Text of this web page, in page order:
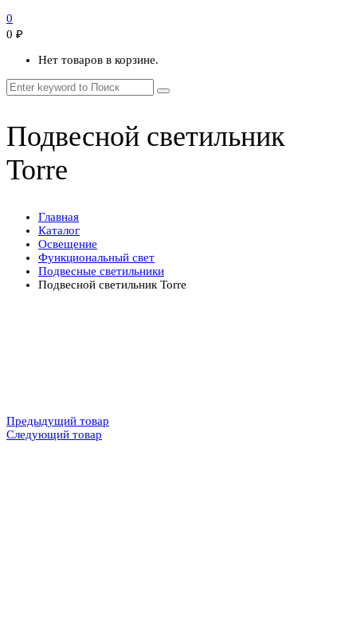
0
0 ₽
Нет товаров в корзине.
Подвесной светильник
Torre
Главная
Каталог
Освещение
Функциональный свет
Подвесные светильники
Подвесной светильник Torre
Предыдущий товар
Следующий товар